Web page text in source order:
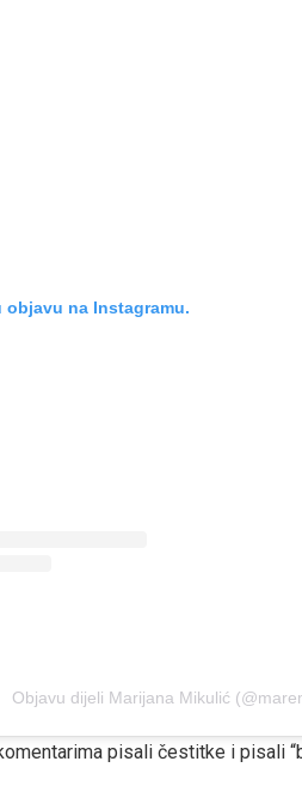
objavu na Instagramu.
Objavu dijeli Marijana Mikulić
pisali čestitke i pisali